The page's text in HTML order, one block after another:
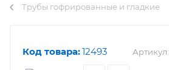
Трубы гофрированные и гладкие
Код товара:12493 Артикул: